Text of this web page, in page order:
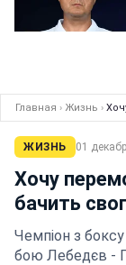
Главная › Жизнь ›
ЖИЗНЬ 01
Хочу
бачить
Чемпіон з
бою Лебедєв -